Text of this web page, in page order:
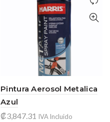
Pintura Aerosol Metalica
Azul
₡3,847.31 IVA Incluido